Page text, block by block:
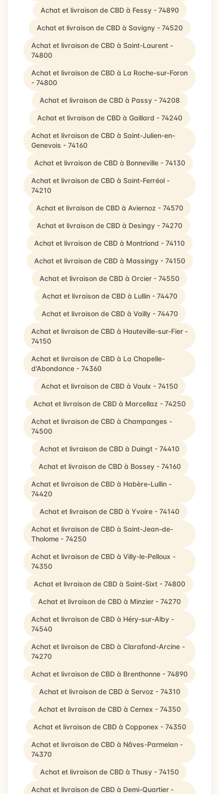
Achat et livraison de CBD à Fessy - 74890
Achat et livraison de CBD à Savigny - 74520
Achat et livraison de CBD à Saint-Laurent -
74800
Achat et livraison de CBD à La Roche-sur-Foron
- 74800
Achat et livraison de CBD à Passy - 74208
Achat et livraison de CBD à Gaillard - 74240
Achat et livraison de CBD à Saint-Julien-en-
Genevois - 74160
Achat et livraison de CBD à Bonneville - 74130
Achat et livraison de CBD à Saint-Ferréol -
74210
Achat et livraison de CBD à Aviernoz - 74570
Achat et livraison de CBD à Desingy - 74270
Achat et livraison de CBD à Montriond - 74110
Achat et livraison de CBD à Massingy - 74150
Achat et livraison de CBD à Orcier - 74550
Achat et livraison de CBD à Lullin - 74470
Achat et livraison de CBD à Vailly - 74470
Achat et livraison de CBD à Hauteville-sur-Fier -
74150
Achat et livraison de CBD à La Chapelle-
d'Abondance - 74360
Achat et livraison de CBD à Vaulx - 74150
Achat et livraison de CBD à Marcellaz - 74250
Achat et livraison de CBD à Champanges -
74500
Achat et livraison de CBD à Duingt - 74410
Achat et livraison de CBD à Bossey - 74160
Achat et livraison de CBD à Habère-Lullin -
74420
Achat et livraison de CBD à Yvoire - 74140
Achat et livraison de CBD à Saint-Jean-de-
Tholome - 74250
Achat et livraison de CBD à Villy-le-Pelloux -
74350
Achat et livraison de CBD à Saint-Sixt - 74800
Achat et livraison de CBD à Minzier - 74270
Achat et livraison de CBD à Héry-sur-Alby -
74540
Achat et livraison de CBD à Clarafond-Arcine -
74270
Achat et livraison de CBD à Brenthonne - 74890
Achat et livraison de CBD à Servoz - 74310
Achat et livraison de CBD à Cernex - 74350
Achat et livraison de CBD à Copponex - 74350
Achat et livraison de CBD à Nâves-Parmelan -
74370
Achat et livraison de CBD à Thusy - 74150
Achat et livraison de CBD à Demi-Quartier -